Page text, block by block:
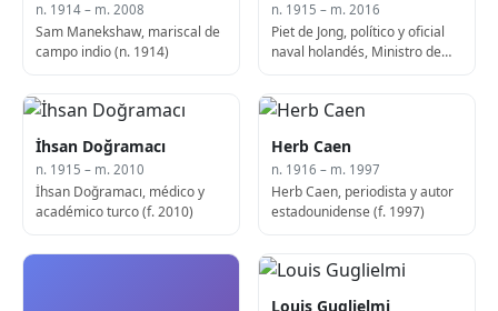
n. 1914 – m. 2008
Sam Manekshaw, mariscal de
campo indio (n. 1914)
n. 1915 – m. 2016
Piet de Jong, político y oficial
naval holandés, Ministro de
(1967-71) (n. 1915)
İhsan Doğramacı
n. 1915 – m. 2010
İhsan Doğramacı, médico y
académico turco (f. 2010)
Herb Caen
n. 1916 – m. 1997
Herb Caen, periodista y autor
estadounidense (f. 1997)
Louis Guglielmi